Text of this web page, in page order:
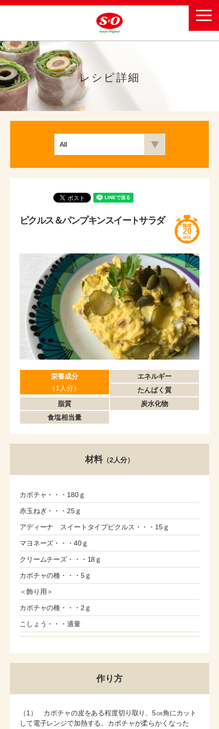
レシピ詳細
ピクルス＆パンプキンスイートサラダ
20
栄養成分
（1人分）
エネルギー
たんぱく質
脂質
炭水化物
食塩相当量
材料（2人分）
カボチャ・・・180ｇ
赤玉ねぎ・・・25ｇ
アディーナ スイートタイプピクルス・・・15ｇ
マヨネーズ・・・40ｇ
クリームチーズ・・・18ｇ
カボチャの種・・・5ｇ
＜飾り用＞
カボチャの種・・・2ｇ
こしょう・・・適量
作り方
（1） カボチャの皮をある程度切り取り、5㎝角にカット
して電子レンジで加熱する。カボチャが柔らかくなった